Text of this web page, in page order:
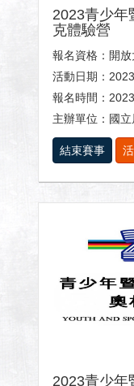
2023青少年
克體驗營
報名資格：開放
活動日期：
報名時間：
主辦單位：國立屏東科技
結束賽事
2023青少年